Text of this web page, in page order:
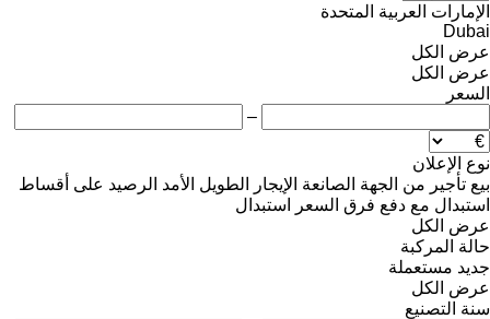
الإمارات العربية المتحدة
Dubai
عرض الكل
عرض الكل
السعر
–
نوع الإعلان
بيع تأجير من الجهة الصانعة الإيجار الطويل الأمد الرصيد على أقساط
استبدال مع دفع فرق السعر
استبدال
عرض الكل
حالة المركبة
جديد مستعملة
عرض الكل
سنة التصنيع